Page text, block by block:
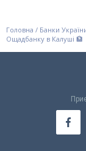
Головна / Банки
Ощадбанку в Калуші 🏦